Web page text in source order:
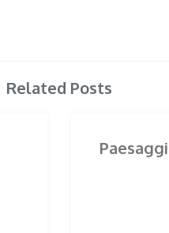
Related Posts